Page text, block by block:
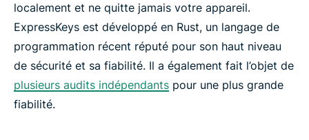
localement et ne quitte jamais votre appareil.
ExpressKeys est développé en Rust, un langage de
programmation récent réputé pour son haut niveau
de sécurité et sa fiabilité. Il a également fait l’objet de
plusieurs audits indépendants pour une plus grande
fiabilité.